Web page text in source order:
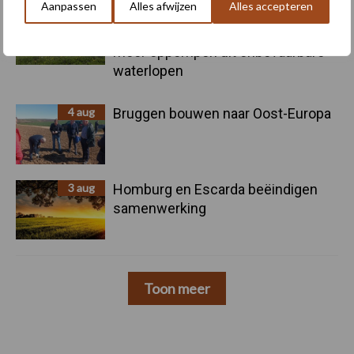
Aanpassen Alles afwijzen Alles accepteren
4 aug
Provincie Antwerpen breidt
meer oppompen uit onbevaarbare
waterlopen
4 aug Bruggen bouwen naar Oost-Europa
3 aug
Homburg en Escarda beëindigen
samenwerking
Toon meer